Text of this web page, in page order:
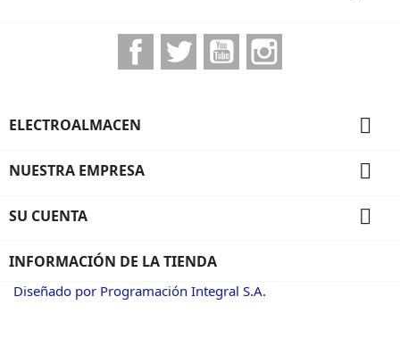
FacebookTwitter YouTube
ELECTROALMACEN 
NUESTRA EMPRESA 
SU CUENTA 
INFORMACIÓN DE LA TIENDA
Diseñado por Programación Integral S.A.